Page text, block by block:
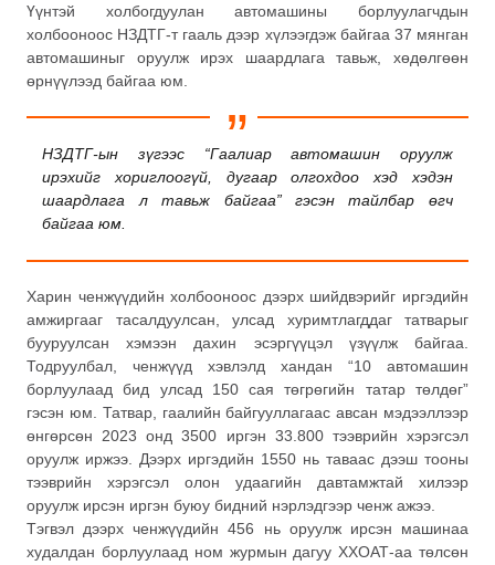
Үүнтэй холбогдуулан автомашины борлуулагчдын
холбооноос НЗДТГ-т гааль дээр хүлээгдэж байгаа 37 мянган
автомашиныг оруулж ирэх шаардлага тавьж, хөдөлгөөн
өрнүүлээд байгаа юм.
НЗДТГ-ын зүгээс “Гаалиар автомашин оруулж
ирэхийг хориглоогүй, дугаар олгохдоо хэд хэдэн
шаардлага л тавьж байгаа” гэсэн тайлбар өгч
байгаа юм.
Харин ченжүүдийн холбооноос дээрх шийдвэрийг иргэдийн
амжиргааг тасалдуулсан, улсад хуримтлагддаг татварыг
бууруулсан хэмээн дахин эсэргүүцэл үзүүлж байгаа.
Тодруулбал, ченжүүд хэвлэлд хандан “10 автомашин
борлуулаад бид улсад 150 сая төгрөгийн татар төлдөг”
гэсэн юм. Татвар, гаалийн байгууллагаас авсан мэдээллээр
өнгөрсөн 2023 онд 3500 иргэн 33.800 тээврийн хэрэгсэл
оруулж иржээ. Дээрх иргэдийн 1550 нь таваас дээш тооны
тээврийн хэрэгсэл олон удаагийн давтамжтай хилээр
оруулж ирсэн иргэн буюу бидний нэрлэдгээр ченж ажээ.
Тэгвэл дээрх ченжүүдийн 456 нь оруулж ирсэн машинаа
худалдан борлуулаад ном журмын дагуу ХХОАТ-аа төлсөн